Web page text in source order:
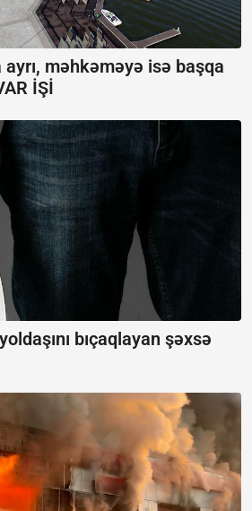
məhkəməyə isə başqa
İŞİ
bıçaqlayan şəxsə